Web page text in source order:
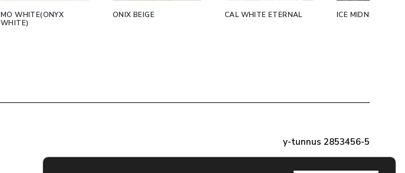
MO WHITE(ONYX
WHITE)
ONIX BEIGE CAL WHITE ETERNAL ICE MIDNIGHT
y-tunnus 2853456-5